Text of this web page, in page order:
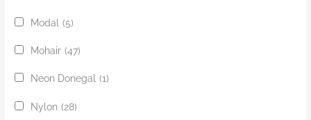
Modal (5)
Mohair (47)
Neon Donegal (1)
Nylon (28)